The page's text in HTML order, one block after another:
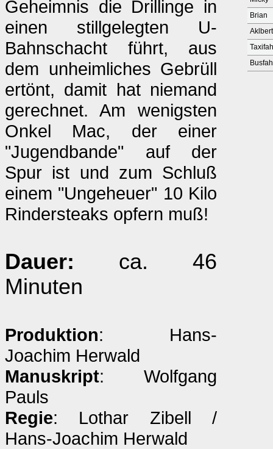
Geheimnis die Drillinge in
einen stillgelegten U-
Bahnschacht führt, aus
dem unheimliches Gebrüll
ertönt, damit hat niemand
gerechnet. Am wenigsten
Onkel Mac, der einer
"Jugendbande" auf der
Spur ist und zum Schluß
einem "Ungeheuer" 10 Kilo
Rindersteaks opfern muß!
Dauer: ca. 46
Minuten
Produktion: Hans-
Joachim Herwald
Manuskript: Wolfgang
Pauls
Regie: Lothar Zibell /
Hans-Joachim Herwald
Brian
Aklbert